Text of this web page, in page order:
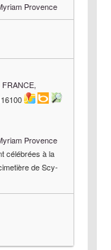
Provence
Provence
célébrées à la
de Scy-